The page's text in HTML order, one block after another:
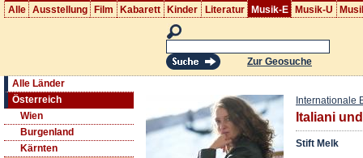
Alle Ausstellung Film Kabarett Kinder Literatur Musik-E Musik-U
Zur Geosuche
Alle Länder
Österreich
Wien
Burgenland
Kärnten
Internationale
Italiani
Stift Melk